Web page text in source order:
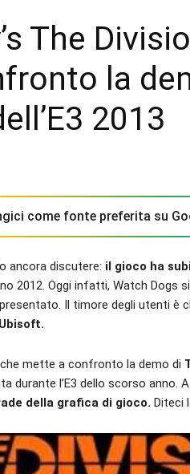
The
la
2013
come fonte preferita su
ancora discutere: il gioco ha
2012. Oggi infatti, Watch Dogs
Il timore degli utenti è
mette a confronto la demo di
durante l’E3 dello scorso anno.
della grafica di gioco. Diteci